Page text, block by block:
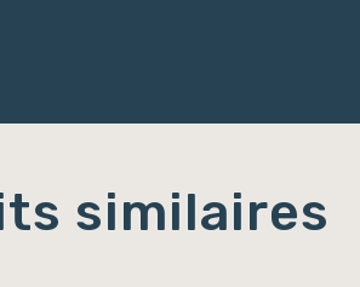
similaires